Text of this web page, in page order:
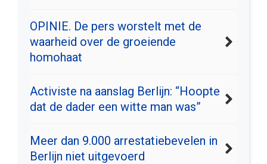
OPINIE. De pers worstelt met de
waarheid over de groeiende
homohaat
Activiste na aanslag Berlijn: “Hoopte
dat de dader een witte man was”
Meer dan 9.000 arrestatiebevelen in
Berlijn niet uitgevoerd